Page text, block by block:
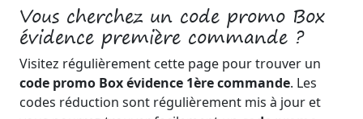
Vous cherchez un code promo Box
évidence première commande ?
Visitez régulièrement cette page pour trouver un
code promo Box évidence 1ère commande. Les
codes réduction sont régulièrement mis à jour et